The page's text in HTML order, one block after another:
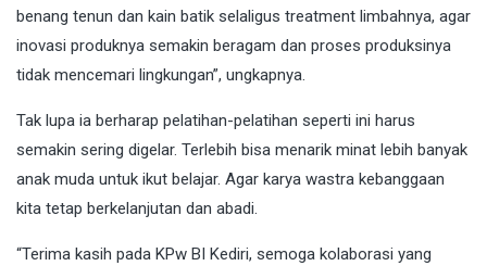
benang tenun dan kain batik selaligus treatment limbahnya, agar
inovasi produknya semakin beragam dan proses produksinya
tidak mencemari lingkungan”, ungkapnya.
Tak lupa ia berharap pelatihan-pelatihan seperti ini harus
semakin sering digelar. Terlebih bisa menarik minat lebih banyak
anak muda untuk ikut belajar. Agar karya wastra kebanggaan
kita tetap berkelanjutan dan abadi.
“Terima kasih pada KPw BI Kediri, semoga kolaborasi yang